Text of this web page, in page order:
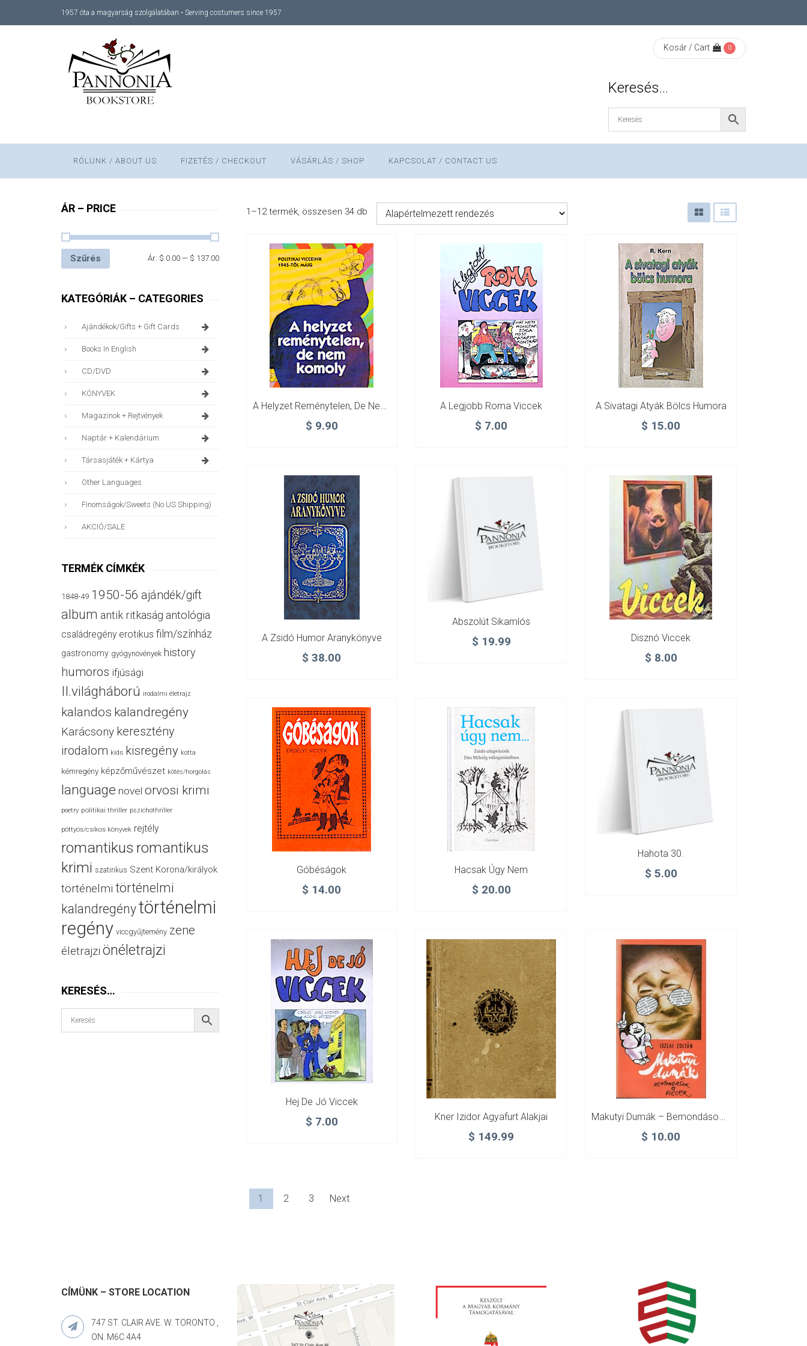
1957 óta a magyarság szolgálatában • Serving costumers since 1957
Kosár / Cart 0
Keresés…
RÓLUNK / ABOUT US FIZETÉS / CHECKOUT VÁSÁRLÁS / SHOP KAPCSOLAT / CONTACT US
1–12 termék, összesen 34 db
$ 9.90
A Legjobb Roma Viccek
$ 7.00
A Sivatagi Atyák Bölcs Humora
$ 15.00
A Zsidó Humor Aranykönyve
$ 38.00
Abszolút Sikamlós
$ 19.99 Disznó Viccek
$ 8.00
Góbéságok
$ 14.00
Hacsak Úgy Nem
$ 20.00
Hahota 30.
$ 5.00
Hej De Jó Viccek
$ 7.00 Kner Izidor Agyafurt Alakjai
$ 149.99 $ 10.00
1 2 3 Next
ÁR – PRICE
Szűrés Ár: $ 0.00— $ 137.00
KATEGÓRIÁK – CATEGORIES
Ajándékok/gifts + Gift Cards
Books In English
CD/DVD
KÖNYVEK
Magazinok + Rejtvények
Naptár + Kalendárium
Társasjáték + Kártya
Other Languages
Finomságok/sweets (no US Shipping)
AKCIÓ/SALE
TERMÉK CÍMKÉK
1848-49 1950-56 ajándék/gift
album antik ritkaság antológia
családregény erotikus film/színház
gastronomy gyógynövények history
humoros ifjúsági
II.világháború irodalmi életrajz
kalandos kalandregény
Karácsony keresztény
irodalom kids kisregény kotta
kémregény képzőművészet kötés/horgolás
language novel orvosi krimi
poetry politikai thriller pszichothriller
pöttyös/csíkos könyvek rejtély
romantikus romantikus
krimi szatirikus Szent Korona/királyok
történelmi történelmi
kalandregénytörténelmi
regény viccgyűjtemény zene
életrajzi önéletrajzi
KERESÉS…
CÍMÜNK – STORE LOCATION
747 ST. CLAIR AVE. W. TORONTO ,
ON. M6C 4A4